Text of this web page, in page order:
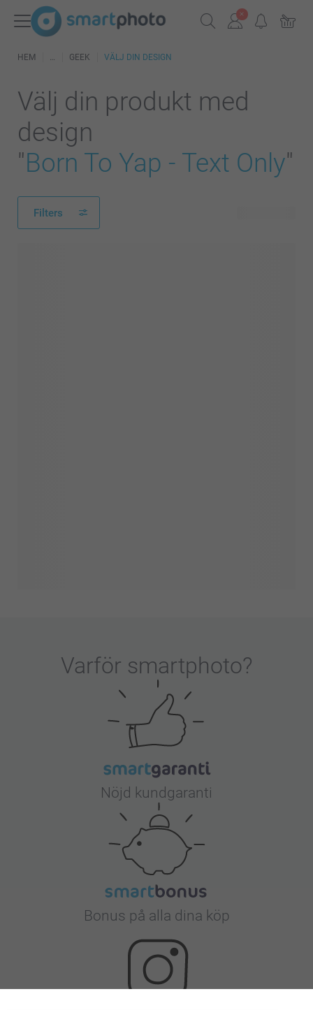
HEM GEEK VÄLJ DIN DESIGN
Välj din produkt med
design
"Born To Yap - Text Only"
Filters
Varför smartphoto?
Nöjd kundgaranti
Bonus på alla dina köp